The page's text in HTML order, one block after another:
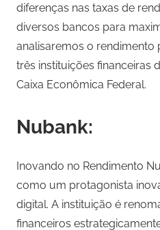
diferenças nas taxas de
diversos bancos para
analisaremos o rendimento
três instituições financeiras
Caixa Econômica Federal.
Nubank:
Inovando no Rendimento
como um protagonista
digital. A instituição é
financeiros